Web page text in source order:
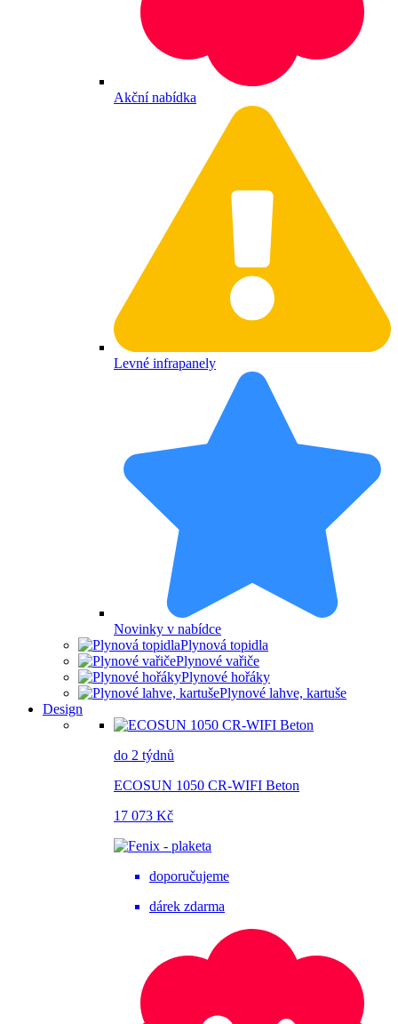
Akční nabídka
Levné infrapanely
Novinky v nabídce
Plynová topidla
Plynové vařiče
Plynové hořáky
Plynové lahve, kartuše
Design
do 2 týdnů
ECOSUN 1050 CR-WIFI Beton
17 073 Kč
doporučujeme
dárek zdarma